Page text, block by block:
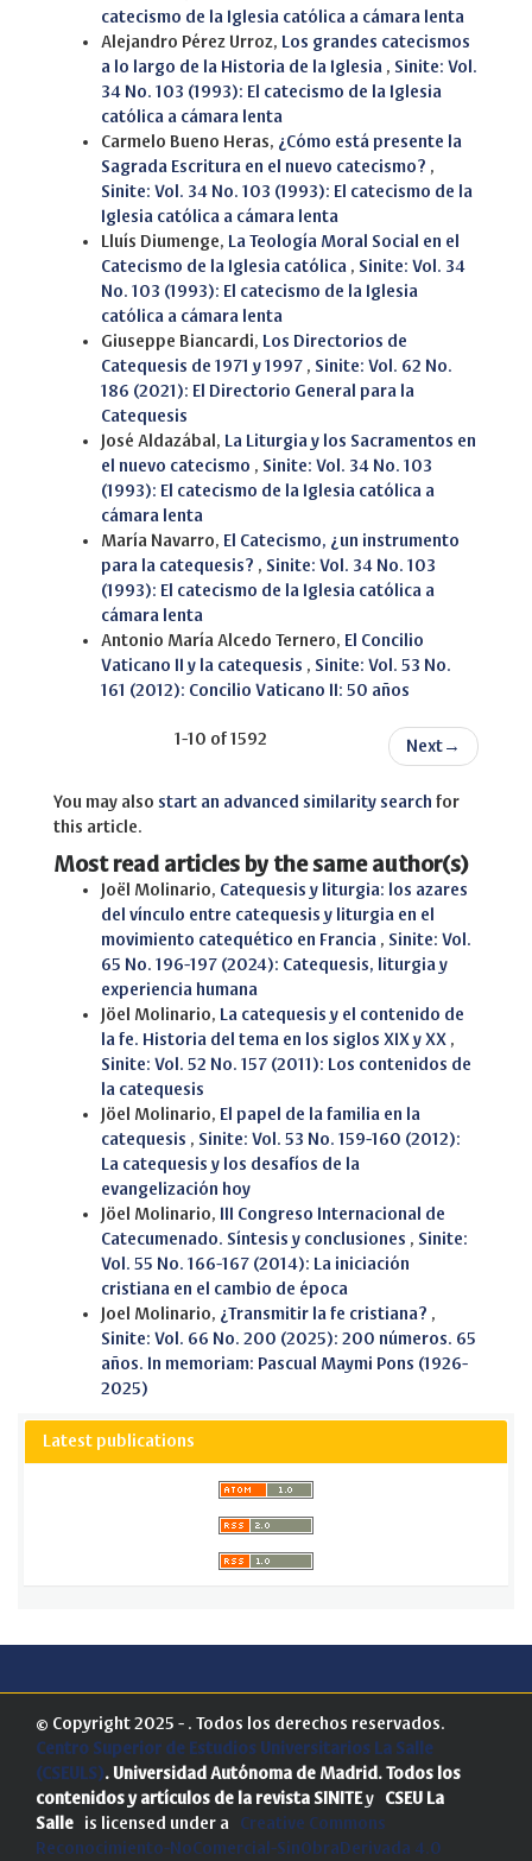
catecismo de la Iglesia católica a cámara lenta
Alejandro Pérez Urroz,
Los grandes catecismos
a lo largo de la Historia de la Iglesia , Sinite: Vol.
34 No. 103 (1993): El catecismo de la Iglesia
católica a cámara lenta
Carmelo Bueno Heras, ¿Cómo está presente la
Sagrada Escritura en el nuevo catecismo? ,
Sinite: Vol. 34 No. 103 (1993): El catecismo de la
Iglesia católica a cámara lenta
Lluís Diumenge,
La Teología Moral Social en el
Catecismo de la Iglesia católica , Sinite: Vol. 34
No. 103 (1993): El catecismo de la Iglesia
católica a cámara lenta
Giuseppe Biancardi,
Los Directorios de
Catequesis de 1971 y 1997 , Sinite: Vol. 62 No.
186 (2021): El Directorio General para la
Catequesis
José Aldazábal,
La Liturgia y los Sacramentos en
el nuevo catecismo , Sinite: Vol. 34 No. 103
(1993): El catecismo de la Iglesia católica a
cámara lenta
María Navarro, El Catecismo, ¿un instrumento
para la catequesis? , Sinite: Vol. 34 No. 103
(1993): El catecismo de la Iglesia católica a
cámara lenta
Antonio María Alcedo Ternero, El Concilio
Vaticano II y la catequesis , Sinite: Vol. 53 No.
161 (2012): Concilio Vaticano II: 50 años
1-10 of 1592 Next →
You may also start an advanced similarity search for
this article.
Most read articles by the same author(s)
Joël Molinario, Catequesis y liturgia: los azares
del vínculo entre catequesis y liturgia en el
movimiento catequético en Francia , Sinite: Vol.
65 No. 196-197 (2024): Catequesis, liturgia y
experiencia humana
Jöel Molinario,
La catequesis y el contenido de
la fe. Historia del tema en los siglos XIX y XX ,
Sinite: Vol. 52 No. 157 (2011): Los contenidos de
la catequesis
Jöel Molinario, El papel de la familia en la
catequesis , Sinite: Vol. 53 No. 159-160 (2012):
La catequesis y los desafíos de la
evangelización hoy
Jöel Molinario,
III Congreso Internacional de
Catecumenado. Síntesis y conclusiones , Sinite:
Vol. 55 No. 166-167 (2014): La iniciación
cristiana en el cambio de época
Joel Molinario, ¿Transmitir la fe cristiana? ,
Sinite: Vol. 66 No. 200 (2025): 200 números. 65
años. In memoriam: Pascual Maymi Pons (1926-
2025)
Latest publications
© Copyright 2025 - . Todos los derechos reservados.
Centro Superior de Estudios Universitarios La Salle
(CSEULS). Universidad Autónoma de Madrid. Todos los
contenidos y artículos de la revista SINITEy CSEU La
Salle is licensed under a Creative Commons
Reconocimiento-NoComercial-SinObraDerivada 4.0